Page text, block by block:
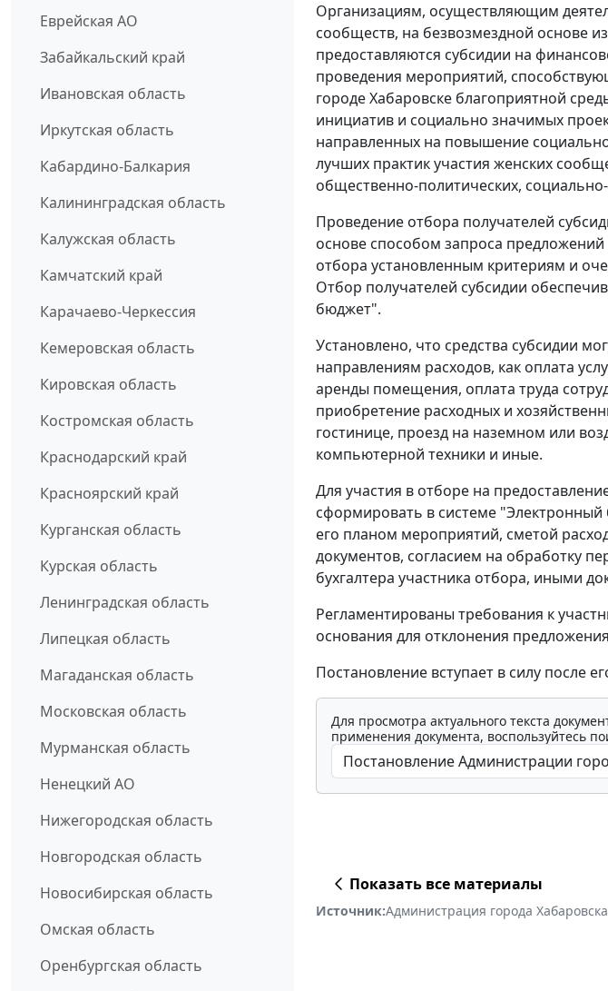
Еврейская АО
Забайкальский край
Ивановская область
Иркутская область
Кабардино-Балкария
Калининградская область
Калужская область
Камчатский край
Карачаево-Черкессия
Кемеровская область
Кировская область
Костромская область
Краснодарский край
Красноярский край
Курганская область
Курская область
Ленинградская область
Липецкая область
Магаданская область
Московская область
Мурманская область
Ненецкий АО
Нижегородская область
Новгородская область
Новосибирская область
Омская область
Оренбургская область
Организациям, осуществляющим
сообществ, на безвозмездной основе
предоставляются субсидии на
проведения мероприятий,
городе Хабаровске благоприятной
инициатив и социально значимых
направленных на повышение
лучших практик участия женских
общественно-политических,
Проведение отбора получателей
основе способом запроса предложений
отбора установленным критериям и
Отбор получателей субсидии
бюджет".
Установлено, что средства субсидии
направлениям расходов, как оплата
аренды помещения, оплата труда
приобретение расходных и
гостинице, проезд на наземном или
компьютерной техники и иные.
Для участия в отборе на
сформировать в системе
его планом мероприятий, сметой
документов, согласием на обработку
бухгалтера участника отбора, иными
Регламентированы требования к
основания для отклонения
Постановление вступает в силу после
Для просмотра актуального текста
применения документа, воспользуйтесь
Показать все материалы
Источник:Администрация города Хабаровска